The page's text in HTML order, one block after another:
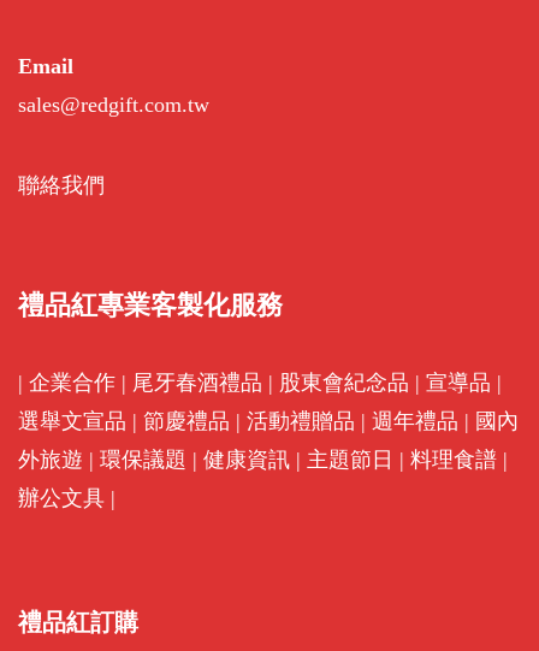
Email
sales@redgift.com.tw
聯絡我們
禮品紅專業客製化服務
| 企業合作 | 尾牙春酒禮品 | 股東會紀念品 | 宣導品 |
選舉文宣品 | 節慶禮品 | 活動禮贈品 | 週年禮品 | 國內
外旅遊 | 環保議題 | 健康資訊 | 主題節日 | 料理食譜 |
辦公文具 |
禮品紅訂購